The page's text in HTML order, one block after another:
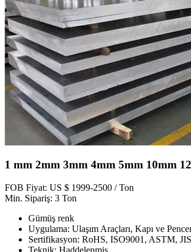
1 mm 2mm 3mm 4mm 5mm 10mm
FOB Fiyat: US $ 1999-2500 / Ton
Min. Sipariş: 3 Ton
Gümüş renk
Uygulama: Ulaşım Araçları, Kapı ve
Sertifikasyon: RoHS, ISO9001, ASTM,